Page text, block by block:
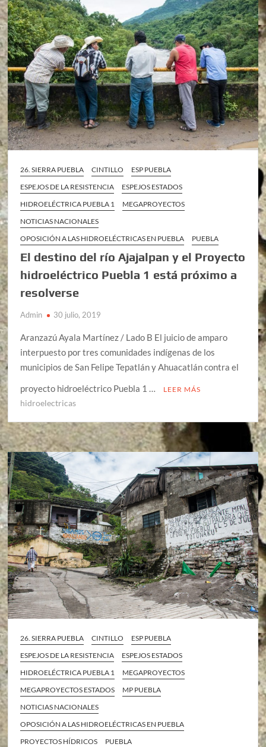
26. SIERRA PUEBLA CINTILLO
ESP PUEBLA
ESPEJOS DE LA RESISTENCIA
ESPEJOS ESTADOS
HIDROELÉCTRICA PUEBLA 1
MEGAPROYECTOS
NOTICIAS NACIONALES
OPOSICIÓN A LAS HIDROELÉCTRICAS EN PUEBLA
PUEBLA
El destino del río Ajajalpan y el Proyecto
hidroeléctrico Puebla 1 está próximo a
resolverse
Admin 30 julio, 2019
Aranzazú Ayala Martínez / Lado B El juicio de amparo
interpuesto por tres comunidades indígenas de los
municipios de San Felipe Tepatlán y Ahuacatlán contra el
proyecto hidroeléctrico Puebla 1 …
LEER MÁS
hidroelectricas
26. SIERRA PUEBLA CINTILLO
ESP PUEBLA
ESPEJOS DE LA RESISTENCIA
ESPEJOS ESTADOS
HIDROELÉCTRICA PUEBLA 1
MEGAPROYECTOS
MEGAPROYECTOS ESTADOS
MP PUEBLA
NOTICIAS NACIONALES
OPOSICIÓN A LAS HIDROELÉCTRICAS EN PUEBLA
PROYECTOS HÍDRICOS
PUEBLA